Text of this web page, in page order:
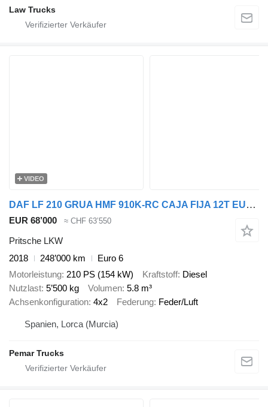
Law Trucks
VIDEO
DAF LF 210 GRUA HMF 910K-RC CAJA FIJA 12T EURO 6
EUR 68’000 ≈ CHF 63’550
Pritsche LKW
2018
248’000 km
Euro 6
Motorleistung 210 PS (154 kW) Kraftstoff Diesel
Nutzlast 5’500 kg Volumen 5.8 m³
Achsenkonfiguration 4x2 Federung Feder/Luft
Spanien, Lorca (Murcia)
Pemar Trucks